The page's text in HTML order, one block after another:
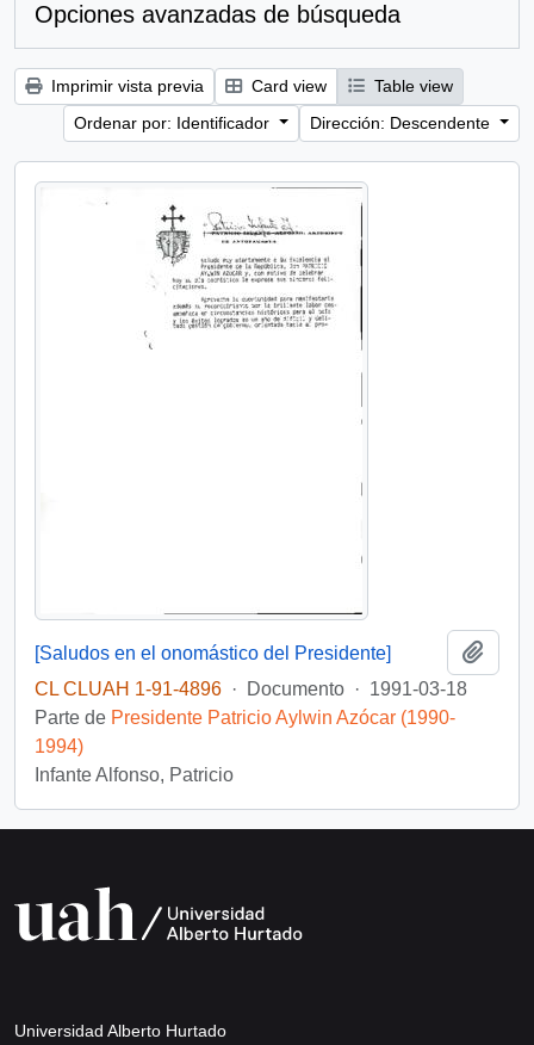
Opciones avanzadas de búsqueda
Imprimir vista previa Card view
Table view
Ordenar por: Identificador
Dirección: Descendente
[Saludos en el onomástico del Presidente]
CL CLUAH 1-91-4896 · Documento · 1991-03-18
Parte de Presidente Patricio Aylwin Azócar (1990-
1994)
Infante Alfonso, Patricio
Universidad Alberto Hurtado